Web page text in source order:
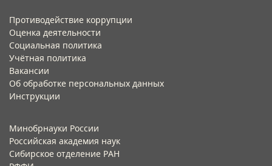
Противодействие коррупции
Оценка деятельности
Социальная политика
Учётная политика​
Вакансии​
Об обработке персональных данных​
Инструкции​
Минобрнауки России
Российская академия наук
Сибирское отделение РАН